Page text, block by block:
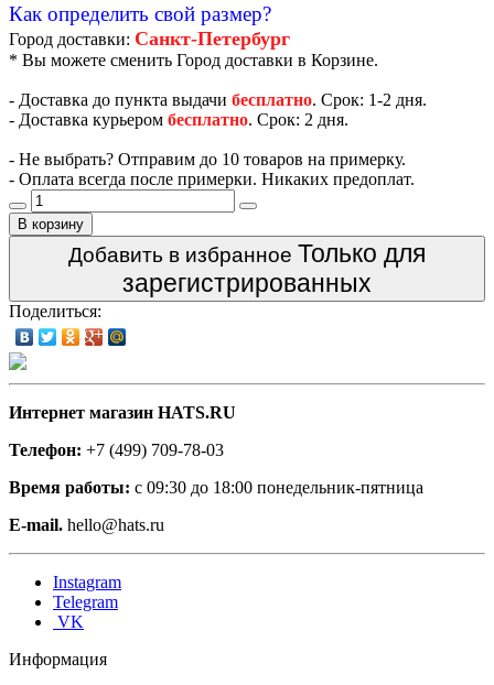
Как определить свой размер?
Город доставки: Санкт-Петербург
* Вы можете сменить Город доставки в Корзине.
- Доставка до пункта выдачи бесплатно. Срок: 1-2 дня.
- Доставка курьером бесплатно. Срок: 2 дня.
- Не выбрать? Отправим до 10 товаров на примерку.
- Оплата всегда после примерки. Никаких предоплат.
В корзину
Добавить в избранное Только для
зарегистрированных
Поделиться:
Интернет магазин HATS.RU
Телефон: +7 (499) 709-78-03
Время работы: с 09:30 до 18:00 понедельник-пятница
E-mail. hello@hats.ru
Instagram
Telegram
VK
Информация